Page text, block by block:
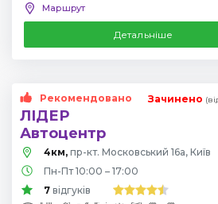
Маршрут
Детальніше
Рекомендовано
ЛІДЕР
Автоцентр
Зачинено
4км, пр-кт. Московський 16а, Київ
Пн-Пт 10:00 – 17:00
7 відгуків